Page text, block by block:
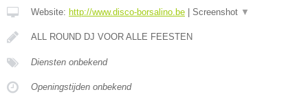
Website: http://www.disco-borsalino.be Screenshot ▼
ALL ROUND DJ VOOR ALLE FEESTEN
Diensten onbekend
Openingstijden onbekend